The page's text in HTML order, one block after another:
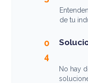
de tu
0
4
No hay